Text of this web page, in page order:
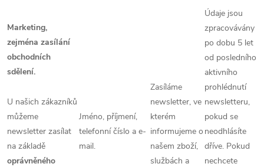
Marketing,
zejména zasílání
obchodních
sdělení.
U našich zákazníků
můžeme
newsletter zasílat
na základě
oprávněného
Jméno, příjmení,
telefonní číslo a e-
mail.
Zasíláme
newsletter, ve
kterém
informujeme o
našem zboží,
službách a
Údaje jsou
zpracovávány
po dobu 5 let
od posledního
aktivního
prohlédnutí
newsletteru,
pokud se
neodhlásíte
dříve. Pokud
nechcete